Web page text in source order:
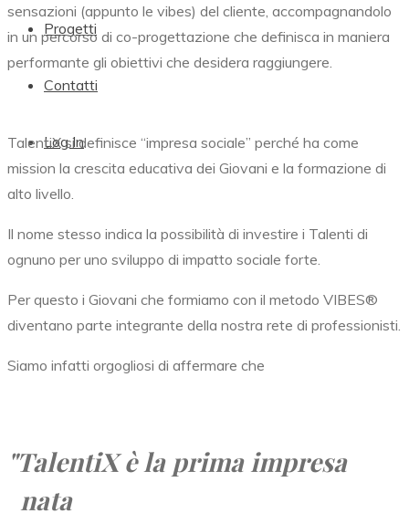
Progetti
Contatti
Log In
sensazioni (appunto le vibes) del cliente, accompagnandolo
in un percorso di co-progettazione che definisca in maniera
performante gli obiettivi che desidera raggiungere.
TalentiX si definisce “impresa sociale” perché ha come
mission la crescita educativa dei Giovani e la formazione di
alto livello.
Il nome stesso indica la possibilità di investire i Talenti di
ognuno per uno sviluppo di impatto sociale forte.
Per questo i Giovani che formiamo con il metodo VIBES®
diventano parte integrante della nostra rete di professionisti.
Siamo infatti orgogliosi di affermare che
"TalentiXè la prima impresa
nata